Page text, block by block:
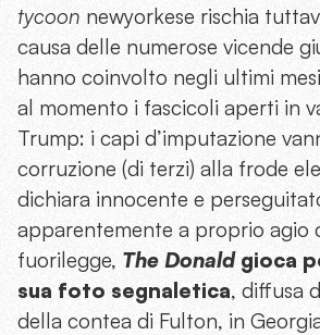
tycoon newyorkese rischia
causa delle numerose vicende
hanno coinvolto negli ultimi
al momento i fascicoli aperti in
Trump: i capi d’imputazione
corruzione (di terzi) alla frode
dichiara innocente e
apparentemente a proprio agio
fuorilegge, The Donaldgioca
sua foto segnaletica, diffusa
della contea di Fulton, in